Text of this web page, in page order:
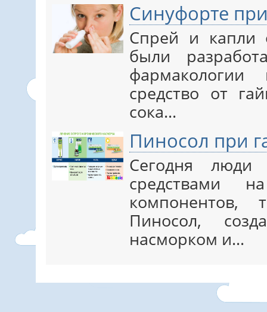
Синуфорте
Спрей и капли
были
средство от
сока…
Пиносол при
Сегодня люди
средствами
компонентов,
Пиносол,
насморком и…